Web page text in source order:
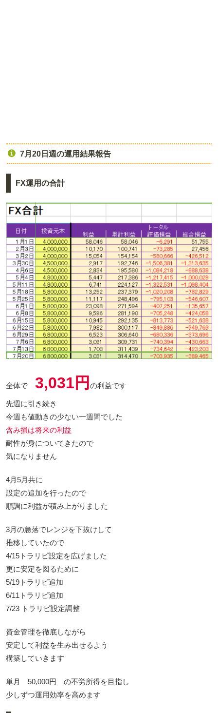
7月20日週の運用結果報告
FX運用の合計
全体で 3,031円 の利益です
先週に引き続き
今週も値動きの少ない一週間でした
含み損は将来の利益
耐性が身についてきたので
気になりません
4月5月共に
設定の追加を行ったので
順調に利益が積み上がりました
3月の急落でレンジを下抜けして
推移していたので
4/15トラリピ設定を広げました
更に安定を図るために
5/19トラリピ追加
6/11トラリピ追加
7/23 トラリピ設定調整
資金管理を徹底しながら
安定して利益を生み出せるよう
構築していきます
単月 50,000円 の不労所得を目指し
少しずつ運用効率を高めます